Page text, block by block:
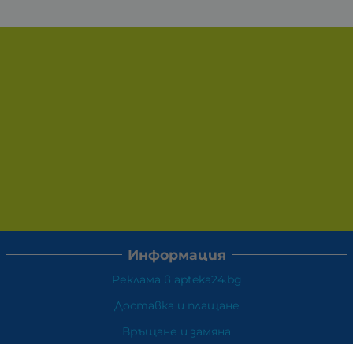
Информация
Реклама в apteka24.bg
Доставка и плащане
Връщане и замяна